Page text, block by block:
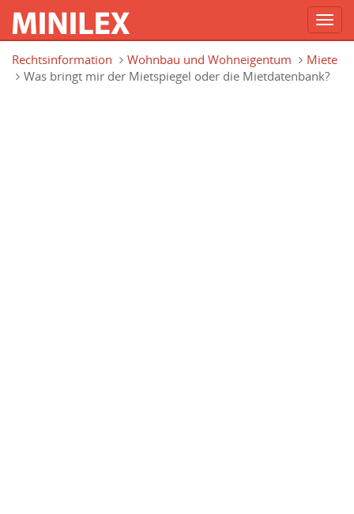
Rechtsinformation
Wohnbau und Wohneigentum
Miete
Was bringt mir der Mietspiegel oder die Mietdatenbank?